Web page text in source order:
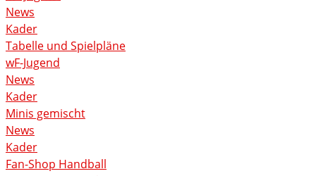
News
Kader
Tabelle und Spielpläne
wF-Jugend
News
Kader
Minis gemischt
News
Kader
Fan-Shop Handball